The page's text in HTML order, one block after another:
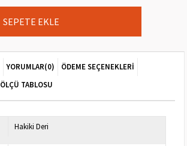
YORUMLAR(0)
ÖDEME SEÇENEKLERI
ÖLÇÜ TABLOSU
Hakiki Deri